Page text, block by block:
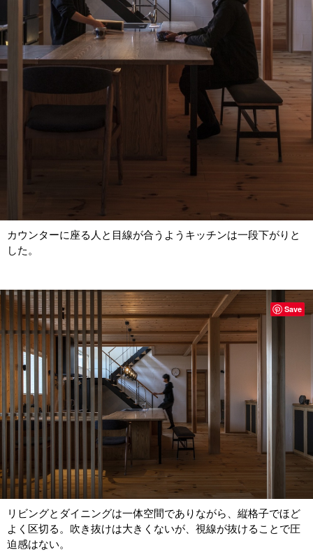
カウンターに座る人と目線が合うようキッチンは一段下がりと
した。
リビングとダイニングは一体空間でありながら、縦格子でほど
よく区切る。吹き抜けは大きくないが、視線が抜けることで圧
迫感はない。
Save